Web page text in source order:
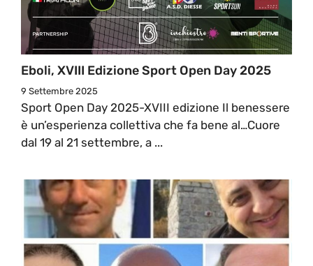
Eboli, XVIII Edizione Sport Open Day 2025
9 Settembre 2025
Sport Open Day 2025-XVIII edizione Il benessere
è un’esperienza collettiva che fa bene al…Cuore
dal 19 al 21 settembre, a ...